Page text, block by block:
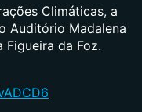
Climáticas, a
Auditório Madalena
Figueira da Foz.